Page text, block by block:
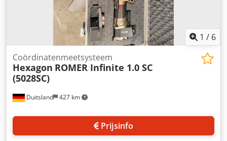
eisen voldoet en zien uw aanvraag graag tegemoet.
1 / 6
Duitsland 427 km
Coördinatenmeetsysteem
Hexagon ROMER Infinite 1.0 SC
(5028SC)
Prijsinfo